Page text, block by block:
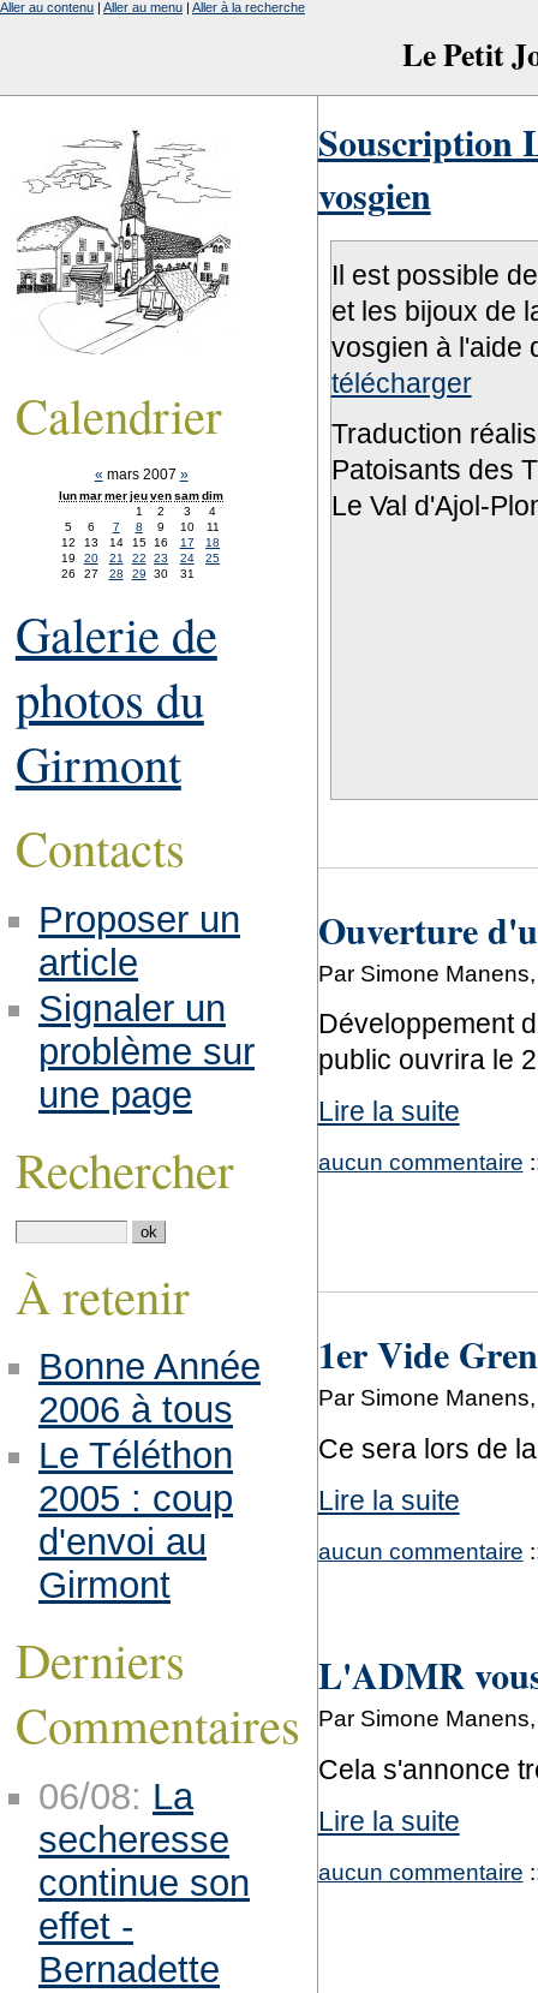
Le Petit
Aller au contenu | Aller au menu | Aller à la recherche
Souscription
vosgien
Il est possible
et les bijoux de
vosgien à l'aide
télécharger
Traduction
Patoisants des
Le Val d'Ajol-
Ouverture
Par Simone
Développement
public ouvrira le
Lire la suite
aucun commentaire
1er Vide
Par Simone
Ce sera lors de
Lire la suite
aucun commentaire
L'ADMR
Par Simone
Cela s'annonce
Lire la suite
aucun commentaire
Calendrier
« mars 2007 »
lunmarmerjeuvensamdim
1
2 3
4
5
6 7 8 9 10
11
12
13 14 15 16 17
18
19
20 21 22 23 24
25
26
27 28 29 30 31
Galerie de
photos du
Girmont
Contacts
Proposer un
article
Signaler un
problème sur
une page
Rechercher
À retenir
Bonne Année
2006 à tous
Le Téléthon
2005 : coup
d'envoi au
Girmont
Derniers
Commentaires
06/08: La
secheresse
continue son
effet -
Bernadette